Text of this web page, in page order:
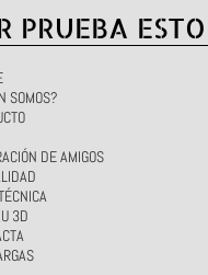
PRUEBA
SOMOS?
DE AMIGOS
3D